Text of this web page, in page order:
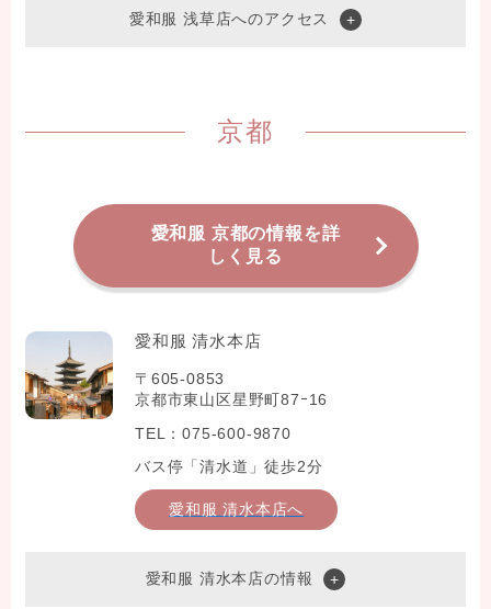
愛和服 浅草店へのアクセス
京都
愛和服 京都の情報を詳
しく見る
愛和服 清水本店
〒605-0853
京都市東山区星野町87ｰ16
TEL：075-600-9870
バス停「清水道」徒歩2分
愛和服 清水本店へ
愛和服 清水本店の情報